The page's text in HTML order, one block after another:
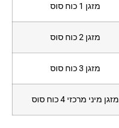
מזגן 1 כוח סוס
מזגן 2 כוח סוס
מזגן 3 כוח סוס
מזגן מיני מרכזי 4 כוח סוס